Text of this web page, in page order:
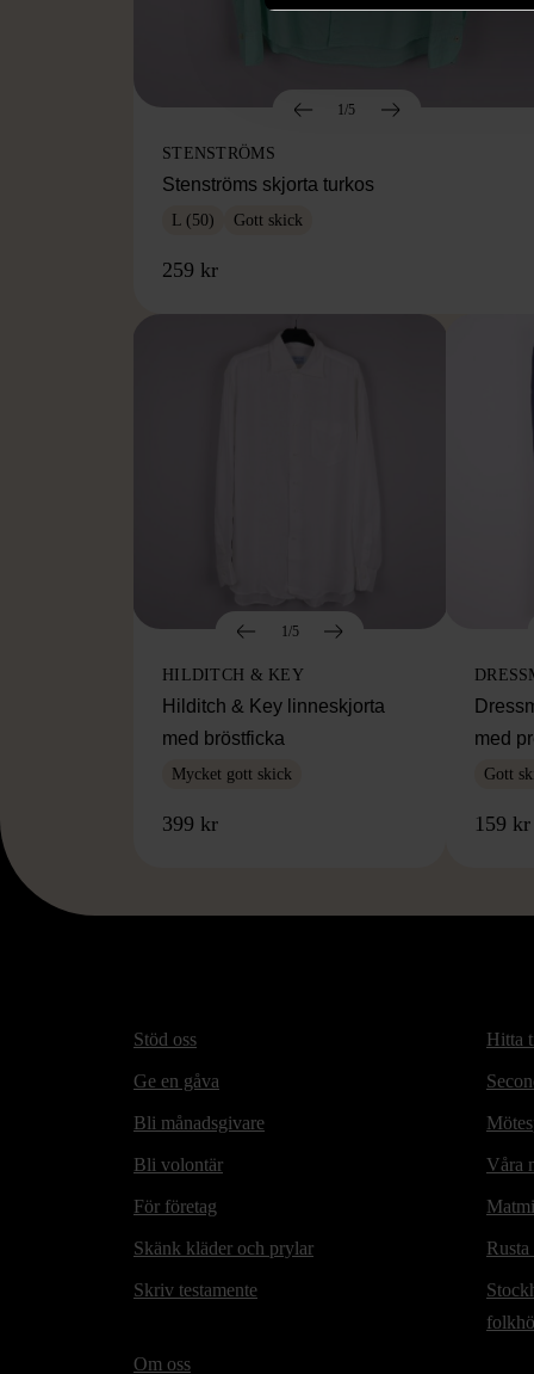
1/5
STENSTRÖMS
Stenströms skjorta turkos
L (50) Gott skick
259 kr
1/5
HILDITCH & KEY
Hilditch & Key linneskjorta
med bröstficka
Mycket gott skick
399 kr
med
Gott
159 kr
Stöd oss
Ge en gåva
Bli månadsgivare
Bli volontär
För företag
Skänk kläder och prylar
Skriv testamente
Hitta
Våra
Om oss